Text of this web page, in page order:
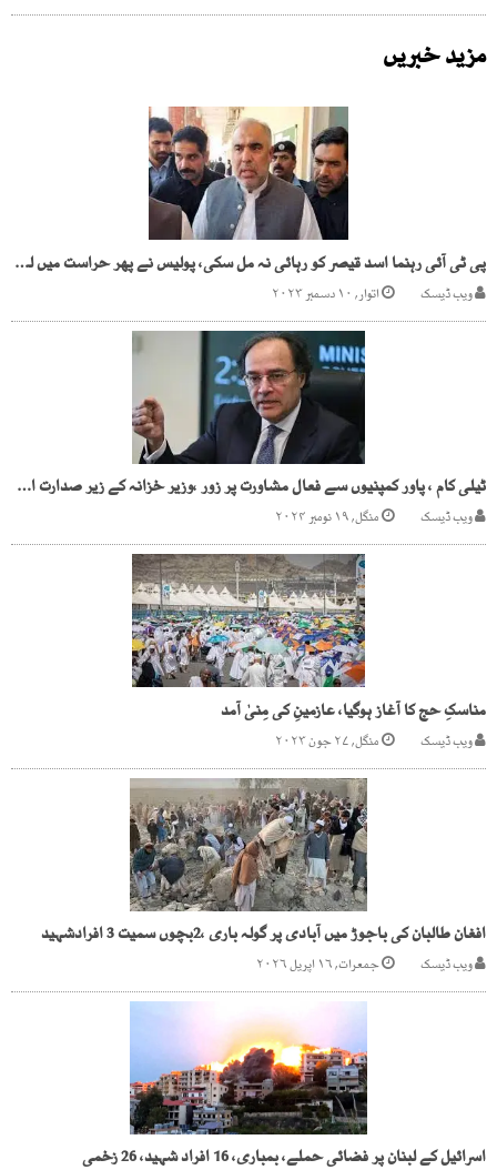
مزید خبریں
پی ٹی آئی رہنما اسد قیصر کو رہائی نہ مل سکی، پولیس نے پھر حراست میں لے لیا
ویب ڈیسک اتوار, ۱۰ دسمبر ۲۰۲۳
ٹیلی کام ، پاور کمپنیوں سے فعال مشاورت پر زور ،وزیر خزانہ کے زیر صدارت اجلاس
ویب ڈیسک منگل, ۱۹ نومبر ۲۰۲۴
مناسکِ حج کا آغاز ہوگیا، عازمینِ کی مِنیٰ آمد
ویب ڈیسک منگل, ۲۷ جون ۲۰۲۳
افغان طالبان کی باجوڑ میں آبادی پر گولہ باری ،2بچوں سمیت 3 افرادشہید
ویب ڈیسک جمعرات, ۱۶ اپریل ۲۰۲۶
اسرائیل کے لبنان پر فضائی حملے، بمباری، 16 افراد شہید، 26 زخمی